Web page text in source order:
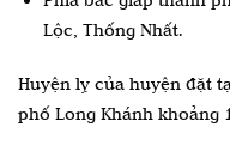
Lộc, Thống Nhất.
Huyện lỵ của huyện đặt
phố Long Khánh khoảng